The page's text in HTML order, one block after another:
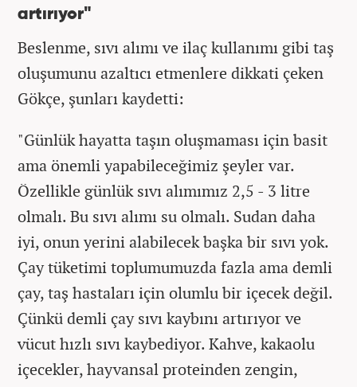
artırıyor"
Beslenme, sıvı alımı ve ilaç kullanımı gibi taş
oluşumunu azaltıcı etmenlere dikkati çeken
Gökçe, şunları kaydetti:
"Günlük hayatta taşın oluşmaması için basit
ama önemli yapabileceğimiz şeyler var.
Özellikle günlük sıvı alımımız 2,5 - 3 litre
olmalı. Bu sıvı alımı su olmalı. Sudan daha
iyi, onun yerini alabilecek başka bir sıvı yok.
Çay tüketimi toplumumuzda fazla ama demli
çay, taş hastaları için olumlu bir içecek değil.
Çünkü demli çay sıvı kaybını artırıyor ve
vücut hızlı sıvı kaybediyor. Kahve, kakaolu
içecekler, hayvansal proteinden zengin,